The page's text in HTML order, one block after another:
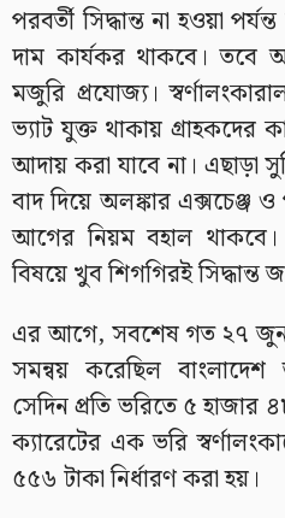
পরবর্তী সিদ্ধান্ত না হওয়া
দাম কার্যকর থাকবে। তবে
মজুরি প্রযোজ্য।
ভ্যাট যুক্ত থাকায় গ্রাহকদের
আদায় করা যাবে না। এছাড়া
বাদ দিয়ে অলঙ্কার এক্সচেঞ্জ
আগের নিয়ম বহাল থাকবে।
বিষয়ে খুব শিগগিরই সিদ্ধান্ত
এর আগে, সবশেষ গত ২৭ জুন
সমন্বয় করেছিল বাংলাদেশ
সেদিন প্রতি ভরিতে ৫ হাজার
ক্যারেটের এক ভরি
৫৫৬ টাকা নির্ধারণ করা হয়।